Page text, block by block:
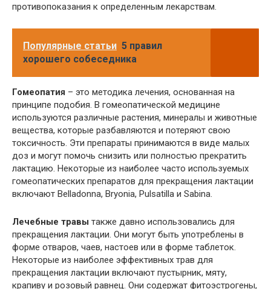
противопоказания к определенным лекарствам.
Популярные статьи 5 правил
хорошего собеседника
Гомеопатия – это методика лечения, основанная на
принципе подобия. В гомеопатической медицине
используются различные растения, минералы и животные
вещества, которые разбавляются и потеряют свою
токсичность. Эти препараты принимаются в виде малых
доз и могут помочь снизить или полностью прекратить
лактацию. Некоторые из наиболее часто используемых
гомеопатических препаратов для прекращения лактации
включают Belladonna, Bryonia, Pulsatilla и Sabina.
Лечебные травы также давно использовались для
прекращения лактации. Они могут быть употреблены в
форме отваров, чаев, настоев или в форме таблеток.
Некоторые из наиболее эффективных трав для
прекращения лактации включают пустырник, мяту,
крапиву и розовый равнец. Они содержат фитоэстрогены,